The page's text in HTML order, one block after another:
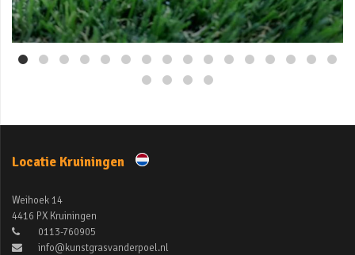
Locatie Kruiningen
Weihoek 14
4416 PX Kruiningen
0113-760905
info@kunstgrasvanderpoel.nl